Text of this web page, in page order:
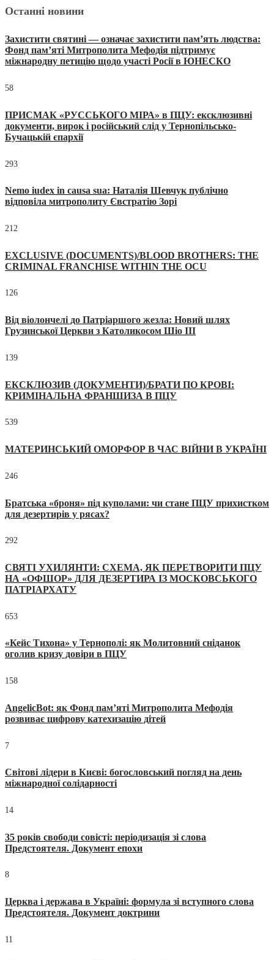
Останні новини
Захистити святині — означає захистити пам’ять людства:
Фонд пам’яті Митрополита Мефодія підтримує
міжнародну петицію щодо участі Росії в ЮНЕСКО
58
ПРИСМАК «РУССЬКОГО МІРА» в ПЦУ: ексклюзивні
документи, вирок і російський слід у Тернопільсько-
Бучацькій єпархії
293
Nemo iudex in causa sua: Наталія Шевчук публічно
відповіла митрополиту Євстратію Зорі
212
EXCLUSIVE (DOCUMENTS)/BLOOD BROTHERS: THE
CRIMINAL FRANCHISE WITHIN THE OCU
126
Від віолончелі до Патріаршого жезла: Новий шлях
Грузинської Церкви з Католикосом Шіо III
139
ЕКСКЛЮЗИВ (ДОКУМЕНТИ)/БРАТИ ПО КРОВІ:
КРИМІНАЛЬНА ФРАНШИЗА В ПЦУ
539
МАТЕРИНСЬКИЙ ОМОРФОР В ЧАС ВІЙНИ В УКРАЇНІ
246
Братська «броня» під куполами: чи стане ПЦУ прихистком
для дезертирів у рясах?
292
СВЯТІ УХИЛЯНТИ: СХЕМА, ЯК ПЕРЕТВОРИТИ ПЦУ
НА «ОФШОР» ДЛЯ ДЕЗЕРТИРА ІЗ МОСКОВСЬКОГО
ПАТРІАРХАТУ
653
«Кейс Тихона» у Тернополі: як Молитовний сніданок
оголив кризу довіри в ПЦУ
158
AngelicBot: як Фонд пам’яті Митрополита Мефодія
розвиває цифрову катехизацію дітей
7
Світові лідери в Києві: богословський погляд на день
міжнародної солідарності
14
35 років свободи совісті: періодизація зі слова
Предстоятеля. Документ епохи
8
Церква і держава в Україні: формула зі вступного слова
Предстоятеля. Документ доктрини
11